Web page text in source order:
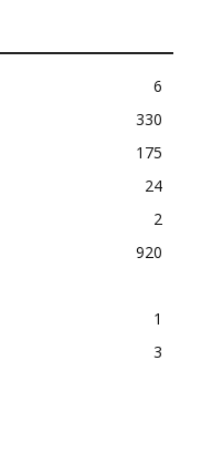
6
330
175
24
2
920
1
3